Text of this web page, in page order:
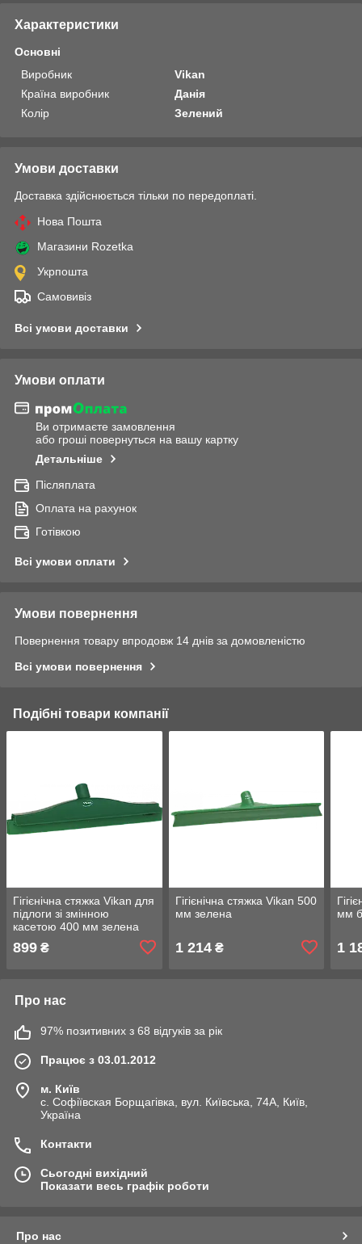
Характеристики
Основні
Виробник
Vikan
Країна виробник
Данія
Колір
Зелений
Умови доставки
Доставка здійснюється тільки по передоплаті.
Нова Пошта
Магазини Rozetka
Укрпошта
Самовивіз
Всі умови доставки
Умови оплати
Ви отримаєте замовлення
або гроші повернуться на вашу картку
Детальніше
Післяплата
Оплата на рахунок
Готівкою
Всі умови оплати
Умови повернення
Повернення товару впродовж 14 днів за домовленістю
Всі умови повернення
Подібні товари компанії
Гігієнічна стяжка Vikan для
підлоги зі змінною
касетою 400 мм зелена
899 ₴
Гігієнічна стяжка Vikan 500
мм зелена
1 214₴
мм
1
Про нас
97% позитивних з 68 відгуків за рік
Працює з 03.01.2012
м. Київ
с. Софіївская Борщагівка, вул. Київська, 74А, Київ,
Україна
Контакти
Сьогодні вихідний
Показати весь графік роботи
Про нас